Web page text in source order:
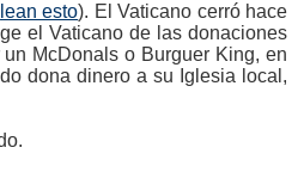
lean esto). El Vaticano cerró hace
el Vaticano de las donaciones
McDonals o Burguer King, en
dona dinero a su Iglesia local,